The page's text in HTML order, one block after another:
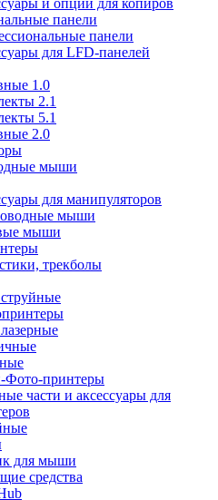
и опции для копиров
панели
панели
для LFD-панелей
1.0
2.1
5.1
2.0
мыши
для манипуляторов
мыши
мыши
трекболы
принтеры
части и аксессуары для
для мыши
средства